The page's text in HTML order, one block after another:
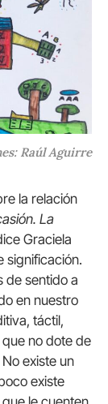
Raúl Aguirre
la relación
La
Graciela
significación.
de sentido a
en nuestro
táctil,
no dote de
existe un
existe